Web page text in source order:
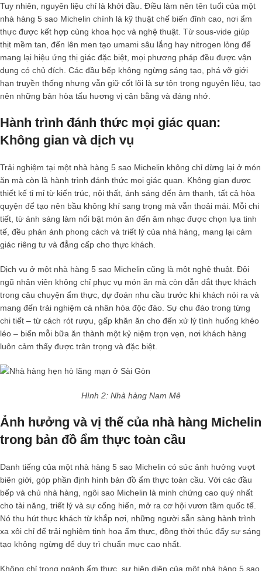
Tuy nhiên, nguyên liệu chỉ là khởi đầu. Điều làm nên tên tuổi của một
nhà hàng 5 sao Michelin chính là kỹ thuật chế biến đỉnh cao, nơi ẩm
thực được kết hợp cùng khoa học và nghệ thuật. Từ sous-vide giúp
thịt mềm tan, đến lên men tạo umami sâu lắng hay nitrogen lỏng để
mang lại hiệu ứng thị giác đặc biệt, mọi phương pháp đều được vận
dụng có chủ đích. Các đầu bếp không ngừng sáng tạo, phá vỡ giới
hạn truyền thống nhưng vẫn giữ cốt lõi là sự tôn trọng nguyên liệu, tạo
nên những bản hòa tấu hương vị cân bằng và đáng nhớ.
Hành trình đánh thức mọi giác quan:
Không gian và dịch vụ
Trải nghiệm tại một nhà hàng 5 sao Michelin không chỉ dừng lại ở món
ăn mà còn là hành trình đánh thức mọi giác quan. Không gian được
thiết kế tỉ mỉ từ kiến trúc, nội thất, ánh sáng đến âm thanh, tất cả hòa
quyện để tạo nên bầu không khí sang trọng mà vẫn thoải mái. Mỗi chi
tiết, từ ánh sáng làm nổi bật món ăn đến âm nhạc được chọn lựa tinh
tế, đều phản ánh phong cách và triết lý của nhà hàng, mang lại cảm
giác riêng tư và đẳng cấp cho thực khách.
Dịch vụ ở một nhà hàng 5 sao Michelin cũng là một nghệ thuật. Đội
ngũ nhân viên không chỉ phục vụ món ăn mà còn dẫn dắt thực khách
trong câu chuyện ẩm thực, dự đoán nhu cầu trước khi khách nói ra và
mang đến trải nghiệm cá nhân hóa độc đáo. Sự chu đáo trong từng
chi tiết – từ cách rót rượu, gấp khăn ăn cho đến xử lý tình huống khéo
léo – biến mỗi bữa ăn thành một kỷ niệm trọn vẹn, nơi khách hàng
luôn cảm thấy được trân trọng và đặc biệt.
Hình 2: Nhà hàng Nam Mê
Ảnh hưởng và vị thế của nhà hàng Michelin
trong bản đồ ẩm thực toàn cầu
Danh tiếng của một nhà hàng 5 sao Michelin có sức ảnh hưởng vượt
biên giới, góp phần định hình bản đồ ẩm thực toàn cầu. Với các đầu
bếp và chủ nhà hàng, ngôi sao Michelin là minh chứng cao quý nhất
cho tài năng, triết lý và sự cống hiến, mở ra cơ hội vươn tầm quốc tế.
Nó thu hút thực khách từ khắp nơi, những người sẵn sàng hành trình
xa xôi chỉ để trải nghiệm tinh hoa ẩm thực, đồng thời thúc đẩy sự sáng
tạo không ngừng để duy trì chuẩn mực cao nhất.
Không chỉ trong ngành ẩm thực, sự hiện diện của một nhà hàng 5 sao